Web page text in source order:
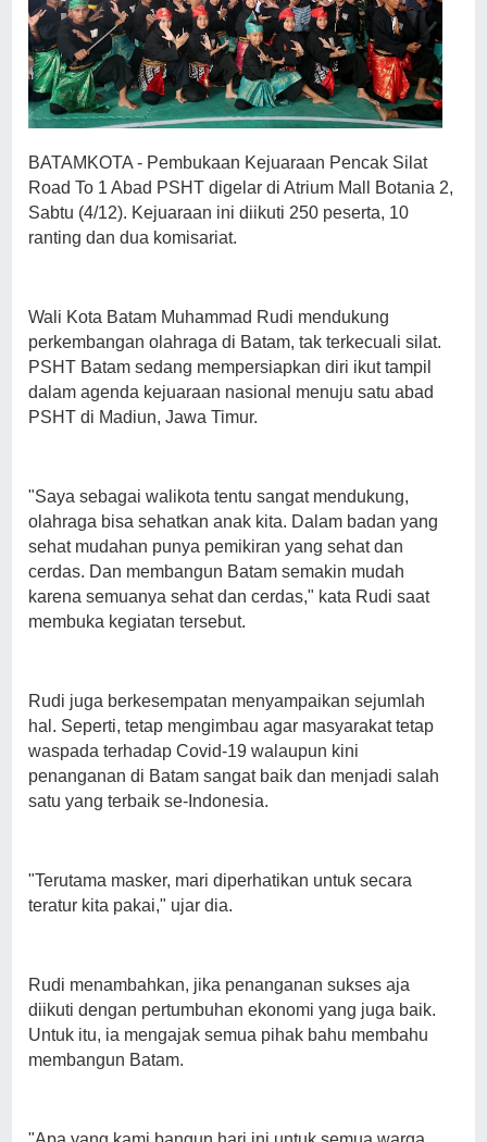
BATAMKOTA - Pembukaan Kejuaraan Pencak Silat
Road To 1 Abad PSHT digelar di Atrium Mall Botania 2,
Sabtu (4/12). Kejuaraan ini diikuti 250 peserta, 10
ranting dan dua komisariat.
Wali Kota Batam Muhammad Rudi mendukung
perkembangan olahraga di Batam, tak terkecuali silat.
PSHT Batam sedang mempersiapkan diri ikut tampil
dalam agenda kejuaraan nasional menuju satu abad
PSHT di Madiun, Jawa Timur.
"Saya sebagai walikota tentu sangat mendukung,
olahraga bisa sehatkan anak kita. Dalam badan yang
sehat mudahan punya pemikiran yang sehat dan
cerdas. Dan membangun Batam semakin mudah
karena semuanya sehat dan cerdas," kata Rudi saat
membuka kegiatan tersebut.
Rudi juga berkesempatan menyampaikan sejumlah
hal. Seperti, tetap mengimbau agar masyarakat tetap
waspada terhadap Covid-19 walaupun kini
penanganan di Batam sangat baik dan menjadi salah
satu yang terbaik se-Indonesia.
"Terutama masker, mari diperhatikan untuk secara
teratur kita pakai," ujar dia.
Rudi menambahkan, jika penanganan sukses aja
diikuti dengan pertumbuhan ekonomi yang juga baik.
Untuk itu, ia mengajak semua pihak bahu membahu
membangun Batam.